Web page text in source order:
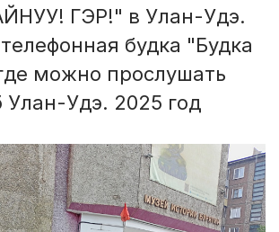
ГЭР!" в Улан-Удэ.
будка "Будка
можно прослушать
Улан-Удэ. 2025 год